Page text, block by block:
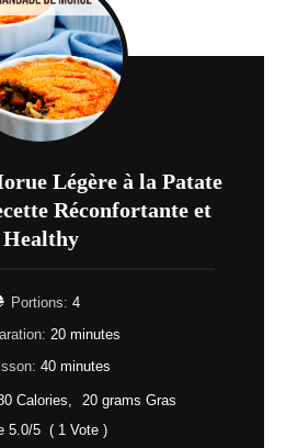
Légère à la Patate
Réconfortante et
Healthy
Portions: 4
20 minutes
40 minutes
Calories
20 grams Gras
5.0/5 ( 1 Vote )